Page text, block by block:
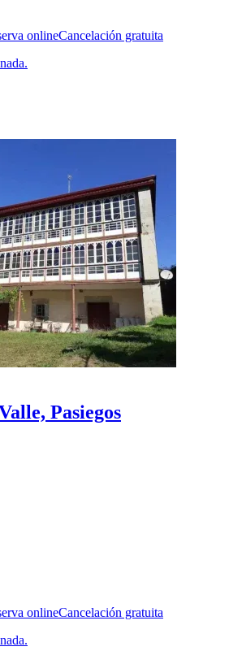
onlineCancelación gratuita
Pasiegos
onlineCancelación gratuita